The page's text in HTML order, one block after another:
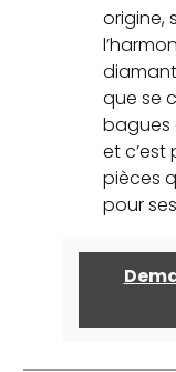
origine,
que se
bagues
et c’est
pièces
pour